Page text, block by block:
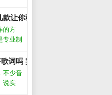
工具的
，效
成靠谱
让你秒变作曲家_
的方
专业制
制作
享最实
的能
词吗 实测三款热门工具告诉你
不少音
说实